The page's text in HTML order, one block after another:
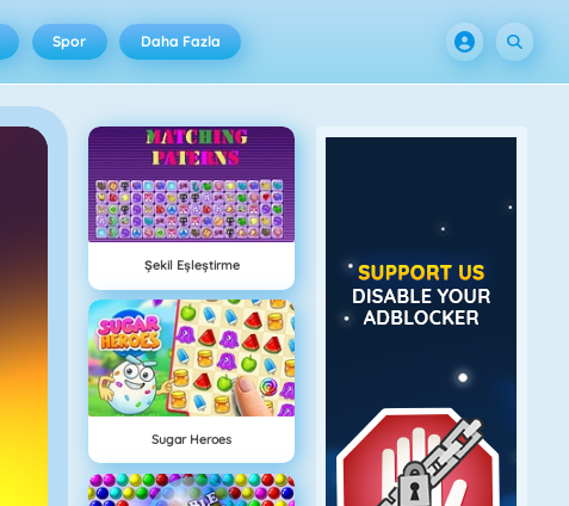
Spor Daha Fazla
Şekil Eşleştirme
Sugar Heroes